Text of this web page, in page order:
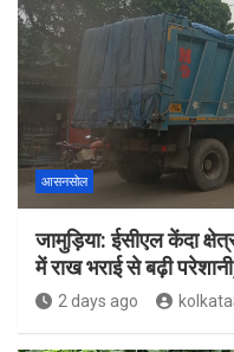
आसनसोल
जामुड़िया: ईसीएल केंदा
में राख भराई से बढ़ी
2 days ago